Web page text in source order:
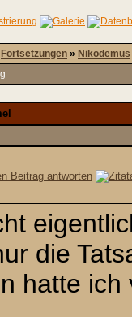
Fortsetzungen » Nikodemus
die
hatte ich